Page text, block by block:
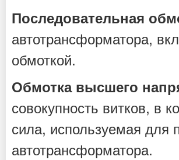
Последовательная
автотрансформатора,
обмоткой.
Обмотка высшего
совокупность витков, в
сила, используемая для
автотрансформатора.